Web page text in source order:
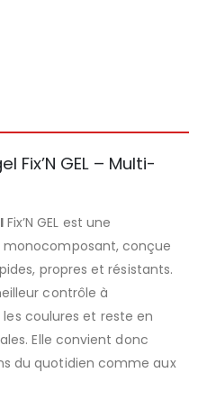
GEL – Multi-
Fix’N GEL est une
conçue
propres et résistants.
contrôle à
les coulures et reste en
Elle convient donc
du quotidien comme aux